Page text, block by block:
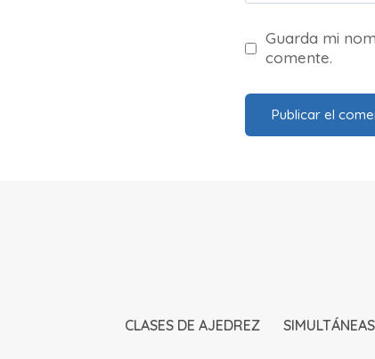
Guarda mi
comente.
CLASES DE AJEDREZ